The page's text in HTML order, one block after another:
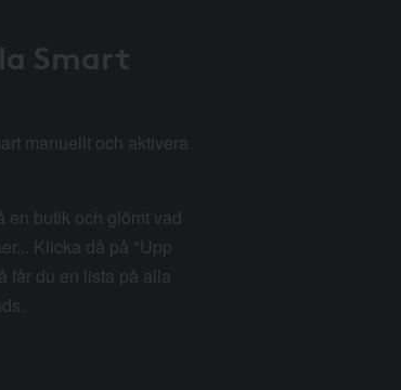
Smart
manuellt och aktivera
en butik och glömt vad
Klicka då på "Upp
får du en lista på alla